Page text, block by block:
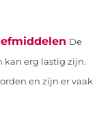
De
kan erg lastig zijn.
en zijn er vaak